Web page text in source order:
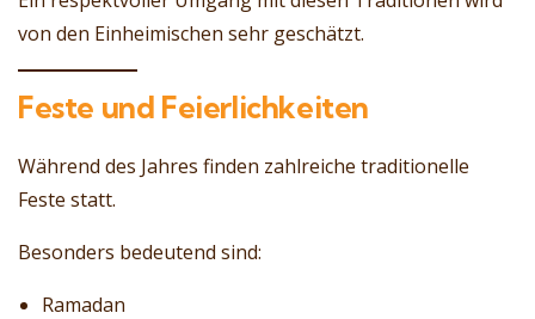
von den Einheimischen sehr geschätzt.
Feste und Feierlichkeiten
Während des Jahres finden zahlreiche traditionelle
Feste statt.
Besonders bedeutend sind:
Ramadan